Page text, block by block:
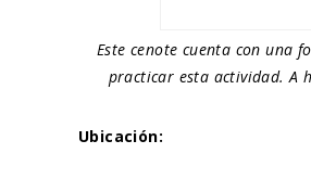
Este cenote cuenta con una
practicar esta actividad. A
Ubicación: